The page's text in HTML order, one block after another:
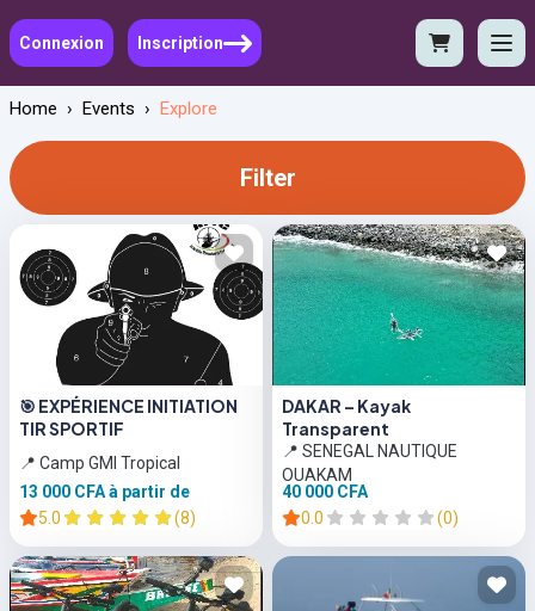
Connexion Inscription
Home › Events › Explore
Filter
🎯 EXPÉRIENCE INITIATION
TIR SPORTIF
📍 Camp GMI Tropical
13 000 CFAà partir de
5.0
(8)
DAKAR – Kayak
Transparent
📍 SENEGAL NAUTIQUE
OUAKAM
40 000 CFA
0.0
(0)